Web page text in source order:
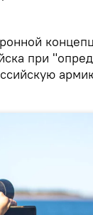
при